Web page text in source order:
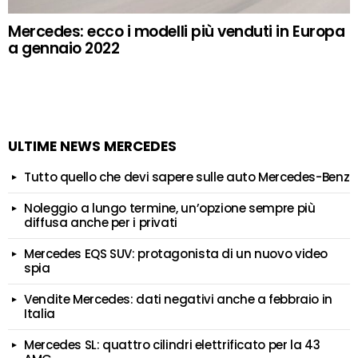
Mercedes: ecco i modelli più venduti in Europa
a gennaio 2022
ULTIME NEWS MERCEDES
Tutto quello che devi sapere sulle auto Mercedes-Benz
Noleggio a lungo termine, un’opzione sempre più
diffusa anche per i privati
Mercedes EQS SUV: protagonista di un nuovo video
spia
Vendite Mercedes: dati negativi anche a febbraio in
Italia
Mercedes SL: quattro cilindri elettrificato per la 43